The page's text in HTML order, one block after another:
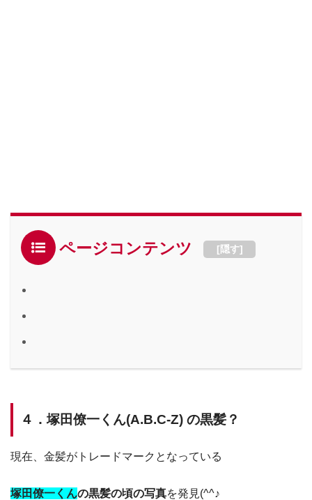
ページコンテンツ [隠す]
４．塚田僚一くん(A.B.C-Z) の黒髪？
現在、金髪がトレードマークとなっている
塚田僚一くんの黒髪の頃の写真を発見(^^♪